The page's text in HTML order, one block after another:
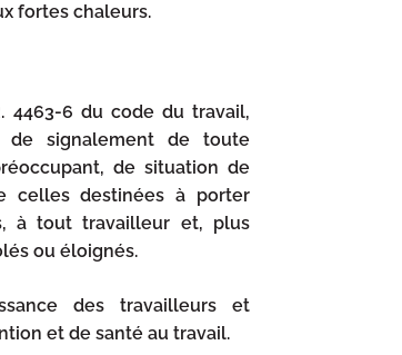
fortes chaleurs.
4463-6 du code du travail,
de signalement de toute
de situation de
celles destinées à porter
à tout travailleur et, plus
ou éloignés.
des travailleurs et
et de santé au travail.